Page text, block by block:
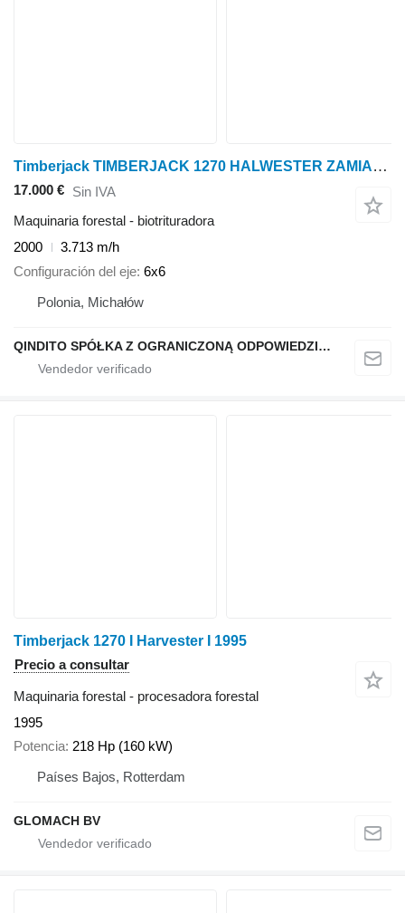
Timberjack TIMBERJACK 1270 HALWESTER ZAMIANA
17.000 € Sin IVA
Maquinaria forestal - biotrituradora
2000
3.713 m/h
Configuración del eje 6x6
Polonia, Michałów
QINDITO SPÓŁKA Z OGRANICZONĄ ODPOWIEDZIALNOŚCIĄ
Timberjack 1270 I Harvester I 1995
Precio a consultar
Maquinaria forestal - procesadora forestal
1995
Potencia 218 Hp (160 kW)
Países Bajos, Rotterdam
GLOMACH BV